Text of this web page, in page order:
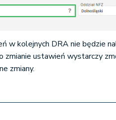
w kolejnych DRA nie będzie
zmianie ustawień wystarczy
zmiany.